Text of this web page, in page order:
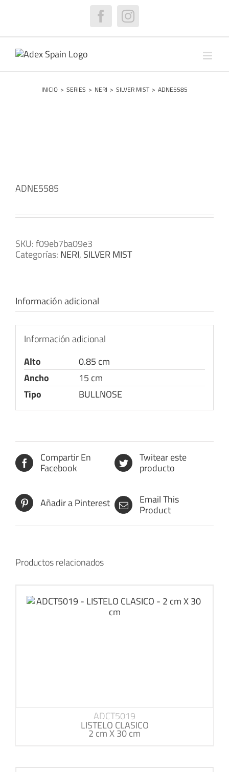
FacebookInstagram
INICIO > SERIES > NERI > SILVER MIST > ADNE5585
ADNE5585
SKU:f09eb7ba09e3
Categorías: NERI, SILVER MIST
Información adicional
Información adicional
Alto
0.85 cm
Ancho
15 cm
Tipo
BULLNOSE
Compartir En
Facebook
Twitear este
producto
Añadir a Pinterest Email This
Product
Productos relacionados
ADCT5019
LISTELO CLASICO
2 cm X 30 cm